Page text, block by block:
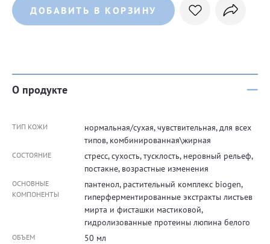
ДОБАВИТЬ В КОРЗИНУ
О продукте
ТИП КОЖИ
нормальная/сухая, чувствительная, для всех
типов, комбинированная\жирная
СОСТОЯНИЕ
стресс, сухость, тусклость, неровный рельеф,
постакне, возрастные изменения
ОСНОВНЫЕ
КОМПОНЕНТЫ
пантенол, растительный комплекс biogen,
гиперферментированные экстракты листьев
мирта и фисташки мастиковой,
гидролизованные протеины люпина белого
ОБЪЕМ 50 мл